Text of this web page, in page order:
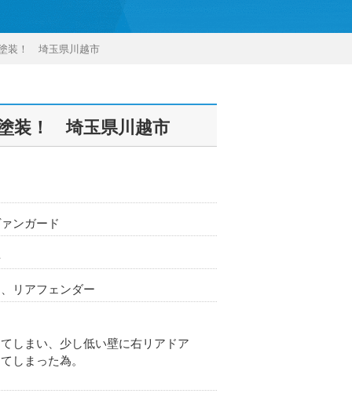
装！ 埼玉県川越市
装！ 埼玉県川越市
ンガード
リアフェンダー
しまい、少し低い壁に右リアドア
しまった為。